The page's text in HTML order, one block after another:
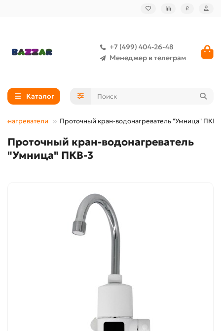
₽
+7 (499) 404-26-48
Менеджер в телеграм
Каталог
Проточный кран-водонагреватель "Умница" ПКВ-
Проточный кран-водонагреватель
"Умница" ПКВ-3